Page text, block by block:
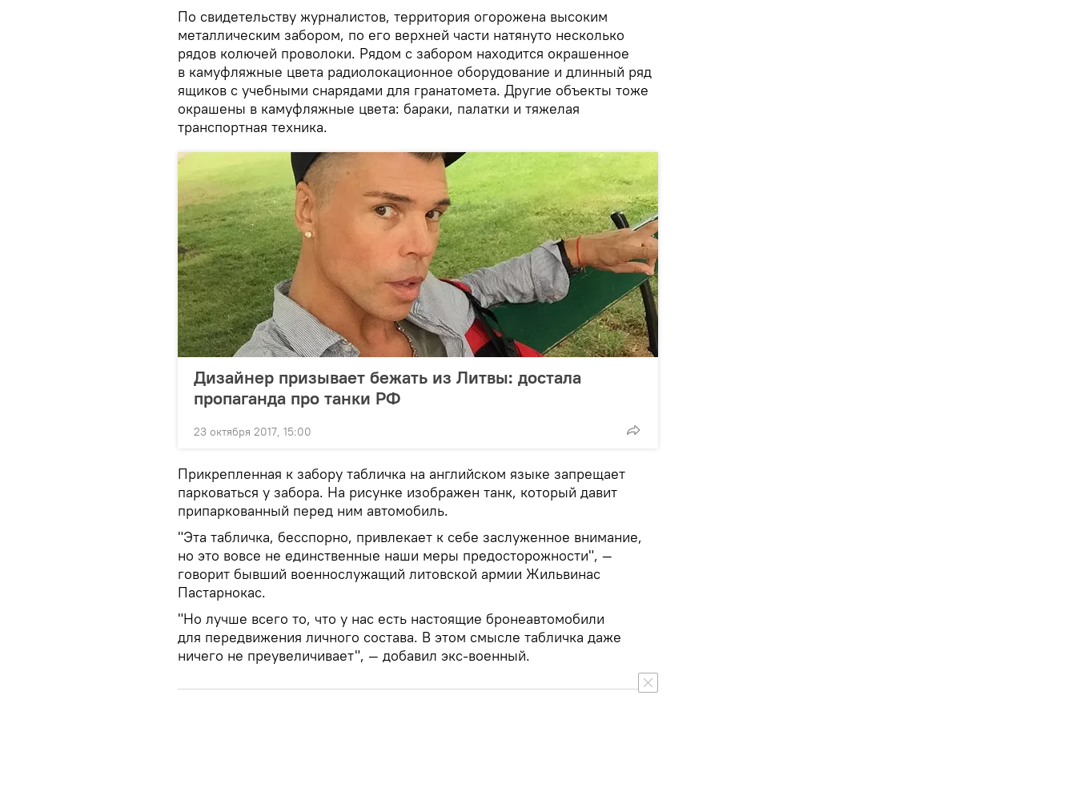
По свидетельству журналистов, территория огорожена высоким
металлическим забором, по его верхней части натянуто несколько
рядов колючей проволоки. Рядом с забором находится окрашенное
в камуфляжные цвета радиолокационное оборудование и длинный ряд
ящиков с учебными снарядами для гранатомета. Другие объекты тоже
окрашены в камуфляжные цвета: бараки, палатки и тяжелая
транспортная техника.
Дизайнер призывает бежать из Литвы: достала
пропаганда про танки РФ
23 октября 2017, 15:00
Прикрепленная к забору табличка на английском языке запрещает
парковаться у забора. На рисунке изображен танк, который давит
припаркованный перед ним автомобиль.
"Эта табличка, бесспорно, привлекает к себе заслуженное внимание,
но это вовсе не единственные наши меры предосторожности", —
говорит бывший военнослужащий литовской армии Жильвинас
Пастарнокас.
"Но лучше всего то, что у нас есть настоящие бронеавтомобили
для передвижения личного состава. В этом смысле табличка даже
ничего не преувеличивает", — добавил экс-военный.